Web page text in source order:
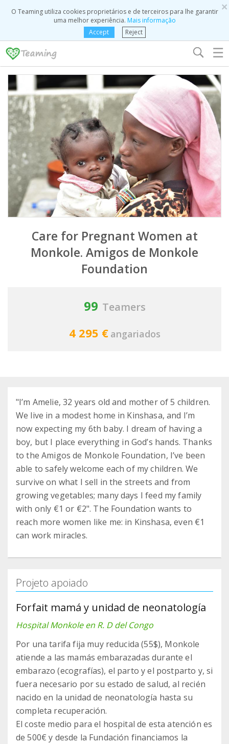
×
O Teaming utiliza cookies proprietários e de terceiros para lhe garantir
uma melhor experiência. Mais informação
Accept
Reject
☰
Care for Pregnant Women at
Monkole. Amigos de Monkole
Foundation
99 Teamers
4 295 € angariados
"I’m Amelie, 32 years old and mother of 5 children.
We live in a modest home in Kinshasa, and I’m
now expecting my 6th baby. I dream of having a
boy, but I place everything in God’s hands. Thanks
to the Amigos de Monkole Foundation, I’ve been
able to safely welcome each of my children. We
survive on what I sell in the streets and from
growing vegetables; many days I feed my family
with only €1 or €2". The Foundation wants to
reach more women like me: in Kinshasa, even €1
can work miracles.
Projeto apoiado
Forfait mamá y unidad de neonatología
Hospital Monkole en R. D del Congo
Por una tarifa fija muy reducida (55$), Monkole
atiende a las mamás embarazadas durante el
embarazo (ecografías), el parto y el postparto y, si
fuera necesario por su estado de salud, al recién
nacido en la unidad de neonatología hasta su
completa recuperación.
El coste medio para el hospital de esta atención es
de 500€ y desde la Fundación financiamos la